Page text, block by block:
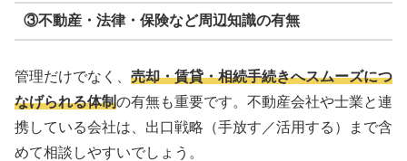
③不動産・法律・保険など周辺知識の有無
管理だけでなく、 売却・賃貸・相続手続きへスムーズにつ
なげられる体制の有無も重要です。不動産会社や士業と連
携している会社は、出口戦略（手放す／活用する）まで含
めて相談しやすいでしょう。